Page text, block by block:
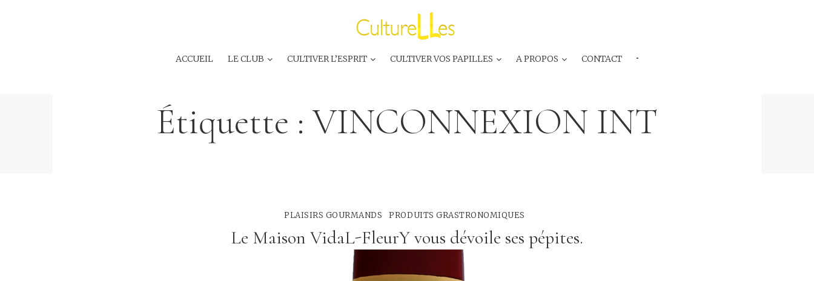
ACCUEIL LE CLUB CULTIVER L’ESPRIT CULTIVER VOS PAPILLES A PROPOS CONTACT ···
Étiquette :VINCONNEXION INT
PLAISIRS GOURMANDS PRODUITS GRASTRONOMIQUES
Le Maison VidaL-FleurY vous dévoile ses pépites.